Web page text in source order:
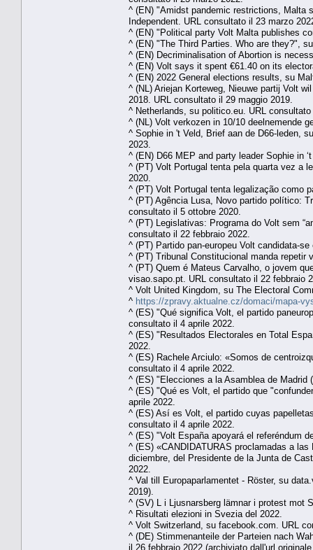
^ (EN) "Amidst pandemic restrictions, Malta
Independent. URL consultato il 23 marzo
^ (EN) "Political party Volt Malta publishes
^ (EN) "The Third Parties. Who are they?",
^ (EN) Decriminalisation of Abortion is
^ (EN) Volt says it spent €61.40 on its
^ (EN) 2022 General elections results, su
^ (NL) Ariejan Korteweg, Nieuwe partij Volt
2018. URL consultato il 29 maggio 2019.
^ Netherlands, su politico.eu. URL
^ (NL) Volt verkozen in 10/10 deelnemende
^ Sophie in 't Veld, Brief aan de D66-leden,
2023.
^ (EN) D66 MEP and party leader Sophie in
^ (PT) Volt Portugal tenta pela quarta vez a
2020.
^ (PT) Volt Portugal tenta legalização como
^ (PT) Agência Lusa, Novo partido político:
consultato il 5 ottobre 2020.
^ (PT) Legislativas: Programa do Volt sem
consultato il 22 febbraio 2022.
^ (PT) Partido pan-europeu Volt candidata-
^ (PT) Tribunal Constitucional manda
^ (PT) Quem é Mateus Carvalho, o jovem
visao.sapo.pt. URL consultato il 22 febbraio
^ Volt United Kingdom, su The Electoral
^ https://zpravy.aktualne.cz/domaci/mapa-
^ (ES) "Qué significa Volt, el partido
consultato il 4 aprile 2022.
^ (ES) "Resultados Electorales en Total
2022.
^ (ES) Rachele Arciulo: «Somos de
consultato il 4 aprile 2022.
^ (ES) "Elecciones a la Asamblea de Madrid
^ (ES) "Qué es Volt, el partido que
aprile 2022.
^ (ES) Así es Volt, el partido cuyas
consultato il 4 aprile 2022.
^ (ES) "Volt España apoyará el referéndum
^ (ES) «CANDIDATURAS proclamadas a
diciembre, del Presidente de la Junta de
2022.
^ Val till Europaparlamentet - Röster, su
2019).
^ (SV) L i Ljusnarsberg lämnar i protest mot
^ Risultati elezioni in Svezia del 2022.
^ Volt Switzerland, su facebook.com. URL
^ (DE) Stimmenanteile der Parteien nach
il 26 febbraio 2022 (archiviato dall'url